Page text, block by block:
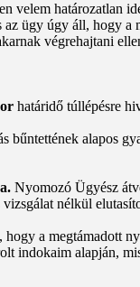
velem határozatlan
ügy úgy áll, hogy
végrehajtani
határidő túllépésre
bűntettének alapos
Nyomozó Ügyész
nélkül
a megtámadott
indokaim alapján,